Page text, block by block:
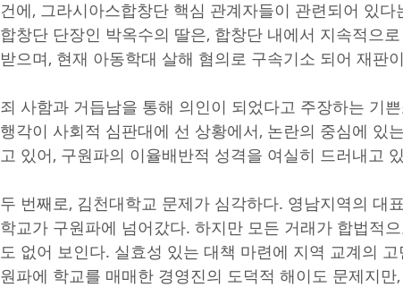
건에, 그라시아스합창단 핵심 관계자들이 관련되어 있
합창단 단장인 박옥수의 딸은, 합창단 내에서 지속적으
받으며, 현재 아동학대 살해 혐의로 구속기소 되어 재판
죄 사함과 거듭남을 통해 의인이 되었다고 주장하는 기
행각이 사회적 심판대에 선 상황에서, 논란의 중심에 있
고 있어, 구원파의 이율배반적 성격을 여실히 드러내고
두 번째로, 김천대학교 문제가 심각하다. 영남지역의 대
학교가 구원파에 넘어갔다. 하지만 모든 거래가 합법적
도 없어 보인다. 실효성 있는 대책 마련에 지역 교계의
원파에 학교를 매매한 경영진의 도덕적 해이도 문제지